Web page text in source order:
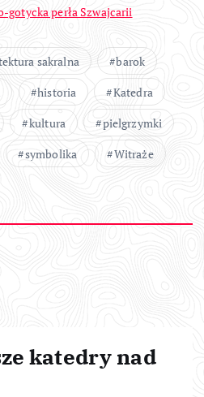
gotycka perła Szwajcarii
sakralna
barok
historia
Katedra
kultura
pielgrzymki
symbolika Witraże
katedry nad